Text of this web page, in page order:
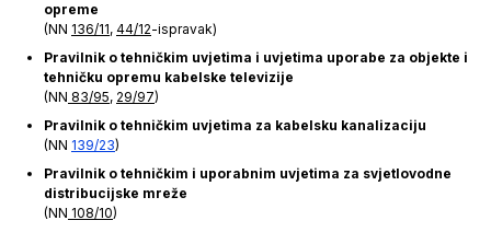
opreme
(NN 136/11, 44/12-ispravak)
Pravilnik o tehničkim uvjetima i uvjetima uporabe za objekte i
tehničku opremu kabelske televizije
(NN 83/95, 29/97)
Pravilnik o tehničkim uvjetima za kabelsku kanalizaciju
(NN 139/23)
Pravilnik o tehničkim i uporabnim uvjetima za svjetlovodne
distribucijske mreže
(NN 108/10)